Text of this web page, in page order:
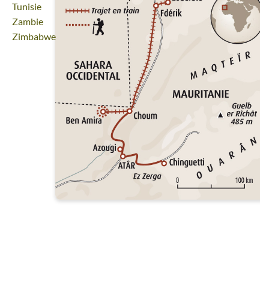
Voyage
Tunisie
Voyage
Zambie
Voyage
Zimbabwe